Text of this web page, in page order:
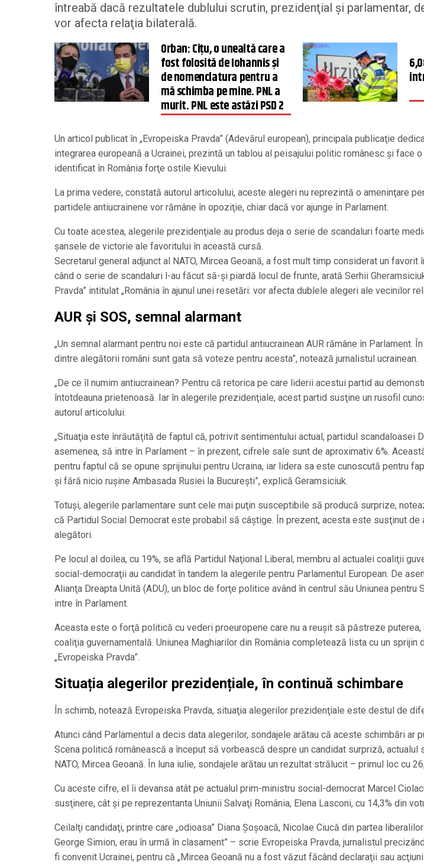
întreabă dacă rezultatele dublului scrutin, prezidenţial şi parlamentar,
vor afecta relaţia bilaterală.
Orban: Cîţu, o unealtă care a
fost folosită de Iohannis şi
de nomenclatura pentru a
mă schimba pe mine. PNL a
murit. PNL este astăzi PSD 2
Un articol publicat în „Evropeiska Pravda” (Adevărul european), principala publicaţie
integrarea europeană a Ucrainei, prezintă un tablou al peisajului politic românesc şi face
identificat în România forţe ostile Kievului.
La prima vedere, constată autorul articolului, aceste alegeri nu reprezintă o ameninţare
partidele antiucrainene vor rămâne în opoziţie, chiar dacă vor ajunge în Parlament.
Cu toate acestea, alegerile prezidenţiale au produs deja o serie de scandaluri foarte
şansele de victorie ale favoritului în această cursă.
Secretarul general adjunct al NATO, Mircea Geoană, a fost mult timp considerat un
când o serie de scandaluri l-au făcut să-şi piardă locul de frunte, arată Serhii
Pravda” intitulat „România în ajunul unei resetări: vor afecta dublele alegeri ale vecinilor
AUR și SOS, semnal alarmant
„Un semnal alarmant pentru noi este că partidul antiucrainean AUR rămâne în Parlament.
dintre alegătorii români sunt gata să voteze pentru acesta”, notează jurnalistul ucrainean.
„De ce îl numim antiucrainean? Pentru că retorica pe care liderii acestui partid au
întotdeauna prietenoasă. Iar în alegerile prezidenţiale, acest partid susţine un rusofil
autorul articolului.
„Situaţia este înrăutăţită de faptul că, potrivit sentimentului actual, partidul scandaloasei
asemenea, să intre în Parlament – în prezent, cifrele sale sunt de aproximativ 6%.
pentru faptul că se opune sprijinului pentru Ucraina, iar lidera sa este cunoscută pentru
şi fără nicio ruşine Ambasada Rusiei la Bucureşti”, explică Geramsiciuk.
Totuşi, alegerile parlamentare sunt cele mai puţin susceptibile să producă surprize,
că Partidul Social Democrat este probabil să câştige. În prezent, acesta este susţinut de
alegători.
Pe locul al doilea, cu 19%, se află Partidul Naţional Liberal, membru al actualei coaliţii
social-democraţii au candidat în tandem la alegerile pentru Parlamentul European. De
Alianţa Dreapta Unită (ADU), un bloc de forţe politice având în centrul său Uniunea pentru
intre în Parlament.
Aceasta este o forţă politică cu vederi proeuropene care nu a reuşit să păstreze puterea,
coaliţia guvernamentală. Uniunea Maghiarilor din România completează lista cu un sprijin
„Evropeiska Pravda”.
Situația alegerilor prezidențiale, în continuă schimbare
În schimb, notează Evropeiska Pravda, situaţia alegerilor prezidenţiale este destul de
Atunci când Parlamentul a decis data alegerilor, sondajele arătau că aceste schimbări ar
Scena politică românească a început să vorbească despre un candidat surpriză, actualul
NATO, Mircea Geoană. În luna iulie, sondajele arătau un rezultat strălucit – primul loc cu
Cu aceste cifre, el îi devansa atât pe actualul prim-ministru social-democrat Marcel
susţinere, cât şi pe reprezentanta Uniunii Salvaţi România, Elena Lasconi, cu 14,3% din
Ceilalţi candidaţi, printre care „odioasa” Diana Șoşoacă, Nicolae Ciucă din partea
George Simion, erau în urmă în clasament” – scrie Evropeiska Pravda, jurnalistul
fi convenit Ucrainei, pentru că „Mircea Geoană nu a fost văzut făcând declaraţii sau